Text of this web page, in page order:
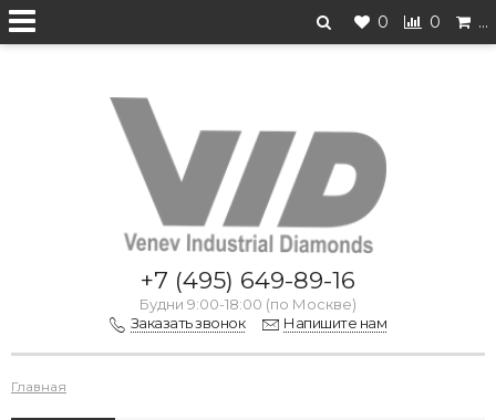
0 0 …
Перейти на старую версию
+7 (495) 649-89-16
Будни 9:00-18:00 (по Москве)
Заказать звонок
Напишите нам
Главная